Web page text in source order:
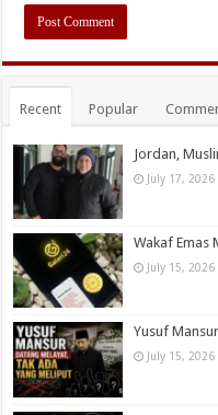
Recent Popular
Jordan,
July 17, 2026
Wakaf Emas
July 15, 2026
Yusuf
July 15, 2026